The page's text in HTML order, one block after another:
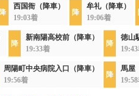
西国衙（降車）
19:03着
牟礼（降車）
19:06着
新南陽高校前（降車）
19:33着
徳山
周陽町中央病院入口（降車）
19:56着
馬屋